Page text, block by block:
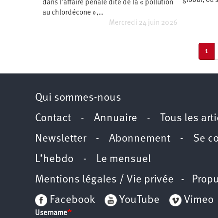
dans l’affaire pénale dite de la « pollution
au chlordécone »,…
Mercredi 24 juin 2026
Page
1
Qui sommes-nous
Contact - Annuaire - Tous les
Newsletter- Abonnement - Se
L’hebdo - Le mensuel
Mentions légales / Vie privée -
Facebook
YouTube Vimeo
Username